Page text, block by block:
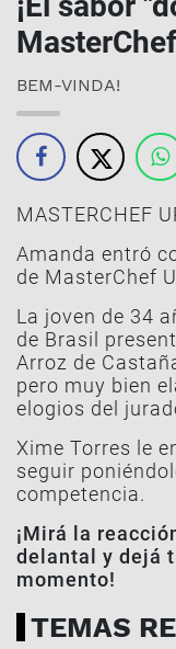
BEM-VINDA!
MASTERCHEF
Amanda entró
de MasterChef
La joven de 34
de Brasil
Arroz de
pero muy bien
elogios del
Xime Torres le
seguir
competencia.
¡Mirá la
delantal y dejá
momento!
TEMAS